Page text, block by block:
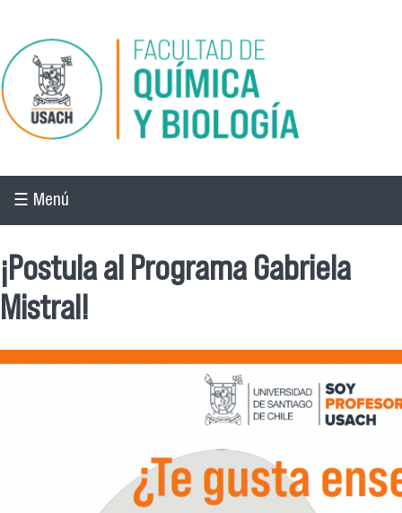
Pasar al contenido principal
☰ Menú
¡Postula al Programa Gabriela
Mistral!